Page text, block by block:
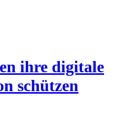
ihre digitale
schützen